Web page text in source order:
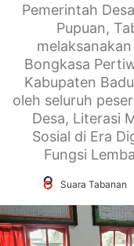
Pemerintah
Pupuan,
Bongkasa
Kabupaten
oleh seluruh
Desa, Literasi
Sosial di Era
Fungsi
Suara Tabanan